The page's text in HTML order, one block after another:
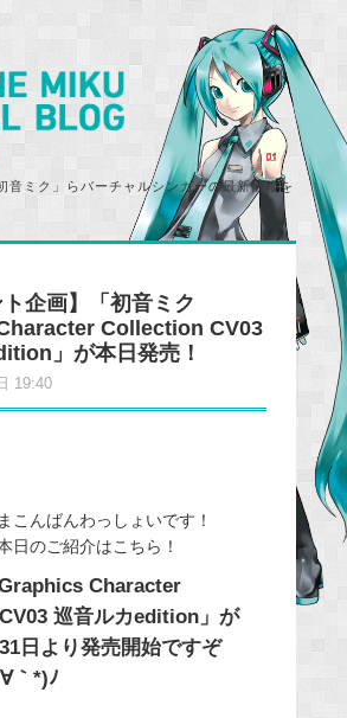
音ミク」らバーチャルシンガーの最新情報を
ト企画】「初音ミク
Collection CV03
」が本日発売！
19:40
こんばんわっしょいです！
日のご紹介はこちら！
Graphics Character
巡音ルカedition」が
日より発売開始ですぞ
｀*)ﾉ